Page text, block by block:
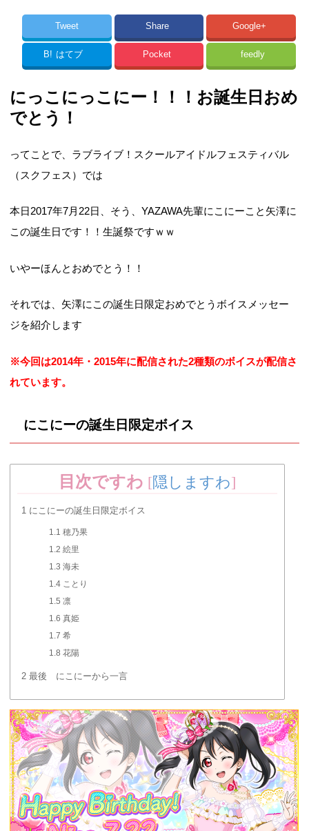
Tweet Share Google+
B! はてブ Pocket feedly
にっこにっこにー！！！お誕生日おめ
でとう！
ってことで、ラブライブ！スクールアイドルフェスティバル
（スクフェス）では
本日2017年7月22日、そう、YAZAWA先輩にこにーこと矢澤に
この誕生日です！！生誕祭ですｗｗ
いやーほんとおめでとう！！
それでは、矢澤にこの誕生日限定おめでとうボイスメッセー
ジを紹介します
※今回は2014年・2015年に配信された2種類のボイスが配信さ
れています。
にこにーの誕生日限定ボイス
目次ですわ [隠しますわ]
1 にこにーの誕生日限定ボイス
1.1 穂乃果
1.2 絵里
1.3 海未
1.4ことり
1.5 凛
1.6 真姫
1.7 希
1.8 花陽
2 最後 にこにーから一言